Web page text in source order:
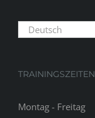
Deutsch
TRAININGSZEITEN
Montag - Freitag